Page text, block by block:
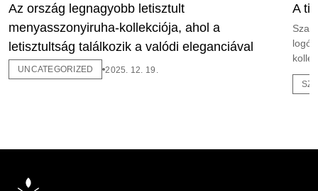
Az ország legnagyobb letisztult
menyasszonyiruha-kollekciója, ahol a
letisztultság találkozik a valódi eleganciával
UNCATEGORIZED 2025. 12. 19.
A